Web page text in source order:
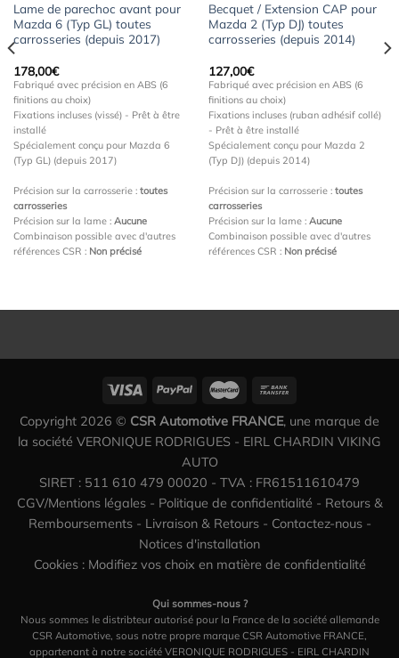
Lame de parechoc avant pour
Mazda 6 (Typ GL) toutes
carrosseries (depuis 2017)
178,00€
Fabriqué avec précision en ABS (6
finitions au choix)
Fixations incluses (vissé) - Prêt à être
installé
Spécialement conçu pour Mazda 6
(Typ GL) (depuis 2017)
Précision sur la carrosserie : toutes
carrosseries
Précision sur la lame : Aucune
Combinaison possible avec d'autres
références CSR : Non précisé
Becquet / Extension CAP pour
Mazda 2 (Typ DJ) toutes
carrosseries (depuis 2014)
127,00€
Fabriqué avec précision en ABS (6
finitions au choix)
Fixations incluses (ruban adhésif collé)
- Prêt à être installé
Spécialement conçu pour Mazda 2
(Typ DJ) (depuis 2014)
Précision sur la carrosserie : toutes
carrosseries
Précision sur la lame : Aucune
Combinaison possible avec d'autres
références CSR : Non précisé
Copyright 2026 © CSR Automotive FRANCE, une marque de
la société VERONIQUE RODRIGUES - EIRL CHARDIN VIKING
AUTO
SIRET : 511 610 479 00020 - TVA : FR61511610479
CGV/Mentions légales- Politique de confidentialité - Retours &
Remboursements- Livraison & Retours- Contactez-nous-
Notices d'installation
Cookies : Modifiez vos choix en matière de confidentialité
Qui sommes-nous ?
Nous sommes le distribteur autorisé pour la France de la société allemande
CSR Automotive, sous notre propre marque CSR Automotive FRANCE,
appartenant à notre société VERONIQUE RODRIGUES - EIRL CHARDIN